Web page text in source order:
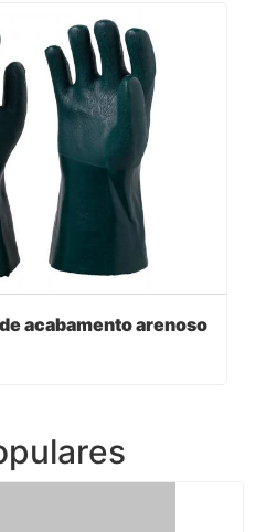
acabamento arenoso